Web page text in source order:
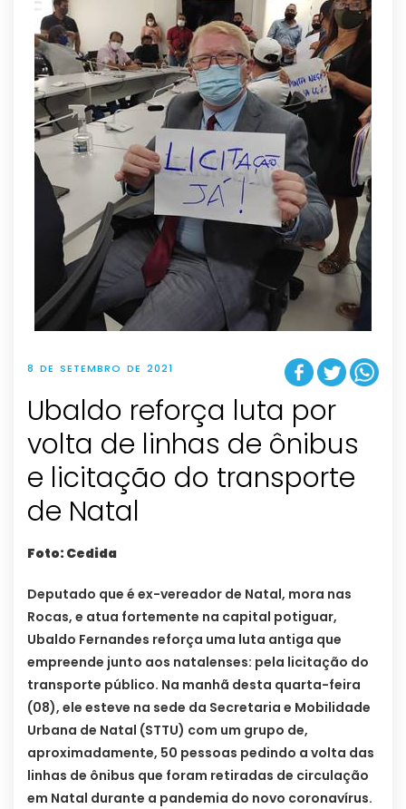
8 DE SETEMBRO DE 2021
Ubaldo reforça luta por
volta de linhas de ônibus
e licitação do transporte
de Natal
Foto: Cedida
Deputado que é ex-vereador de Natal, mora nas
Rocas, e atua fortemente na capital potiguar,
Ubaldo Fernandes reforça uma luta antiga que
empreende junto aos natalenses: pela licitação do
transporte público. Na manhã desta quarta-feira
(08), ele esteve na sede da Secretaria e Mobilidade
Urbana de Natal (STTU) com um grupo de,
aproximadamente, 50 pessoas pedindo a volta das
linhas de ônibus que foram retiradas de circulação
em Natal durante a pandemia do novo coronavírus.